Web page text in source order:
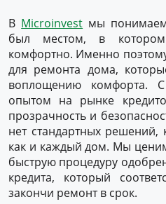
В Microinvest мы
был местом, в
комфортно. Именно
для ремонта дома,
воплощению комфорта.
опытом на рынке
прозрачность и
нет стандартных решений,
как и каждый дом. Мы
быструю процедуру
кредита, который
закончи ремонт в срок.